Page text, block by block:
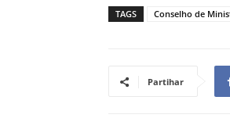
TAGS Conselho de
Partihar